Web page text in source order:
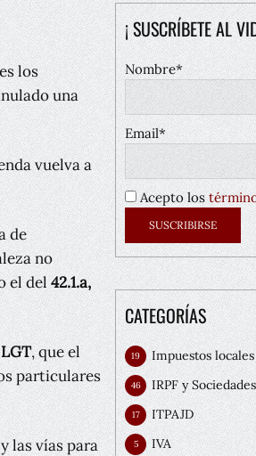
los
una
vuelva a
de
no
el del42.1.a,
, que el
particulares
las vías para
¡ SUSCRÍBETE AL
Nombre*
Email*
Acepto los
CATEGORÍAS
Impuestos locales
19
IRPF y Sociedades
46
ITPAJD
17
IVA
5